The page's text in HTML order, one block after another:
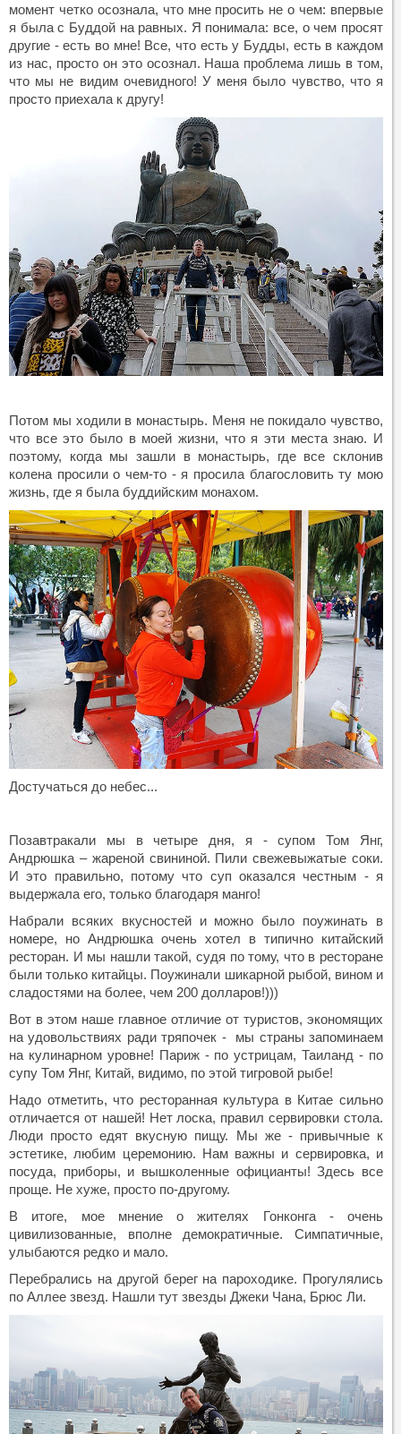
момент четко осознала, что мне просить не о чем: впервые
я была с Буддой на равных. Я понимала: все, о чем просят
другие - есть во мне! Все, что есть у Будды, есть в каждом
из нас, просто он это осознал. Наша проблема лишь в том,
что мы не видим очевидного! У меня было чувство, что я
просто приехала к другу!
Потом мы ходили в монастырь. Меня не покидало чувство,
что все это было в моей жизни, что я эти места знаю. И
поэтому, когда мы зашли в монастырь, где все склонив
колена просили о чем-то - я просила благословить ту мою
жизнь, где я была буддийским монахом.
Достучаться до небес...
Позавтракали мы в четыре дня, я - супом Том Янг,
Андрюшка – жареной свининой. Пили свежевыжатые соки.
И это правильно, потому что суп оказался честным - я
выдержала его, только благодаря манго!
Набрали всяких вкусностей и можно было поужинать в
номере, но Андрюшка очень хотел в типично китайский
ресторан. И мы нашли такой, судя по тому, что в ресторане
были только китайцы. Поужинали шикарной рыбой, вином и
сладостями на более, чем 200 долларов!)))
Вот в этом наше главное отличие от туристов, экономящих
на удовольствиях ради тряпочек - мы страны запоминаем
на кулинарном уровне! Париж - по устрицам, Таиланд - по
супу Том Янг, Китай, видимо, по этой тигровой рыбе!
Надо отметить, что ресторанная культура в Китае сильно
отличается от нашей! Нет лоска, правил сервировки стола.
Люди просто едят вкусную пищу. Мы же - привычные к
эстетике, любим церемонию. Нам важны и сервировка, и
посуда, приборы, и вышколенные официанты! Здесь все
проще. Не хуже, просто по-другому.
В итоге, мое мнение о жителях Гонконга - очень
цивилизованные, вполне демократичные. Симпатичные,
улыбаются редко и мало.
Перебрались на другой берег на пароходике. Прогулялись
по Аллее звезд. Нашли тут звезды Джеки Чана, Брюс Ли.